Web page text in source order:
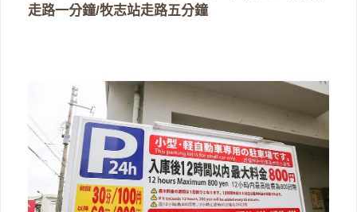
走路一分鐘/牧志站走路五分鐘